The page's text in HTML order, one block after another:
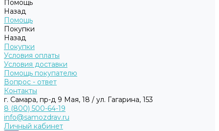
Помощь
Назад
Помощь
Покупки
Назад
Покупки
Условия оплаты
Условия доставки
Помощь покупателю
Вопрос - ответ
Контакты
г. Самара, пр-д 9 Мая, 18 / ул. Гагарина, 153
8 (800) 500-64-19
info@samozdrav.ru
Личный кабинет